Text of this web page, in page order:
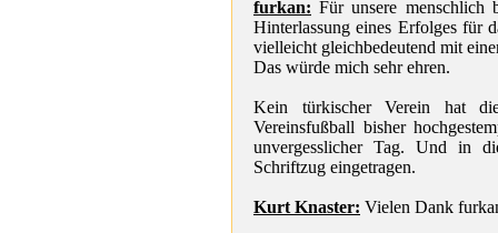
furkan: Für unsere menschlich
Hinterlassung eines Erfolges für
vielleicht gleichbedeutend mit
Das würde mich sehr ehren.
Kein türkischer Verein hat
Vereinsfußball bisher
unvergesslicher Tag. Und in
Schriftzug eingetragen.
Kurt Knaster: Vielen Dank